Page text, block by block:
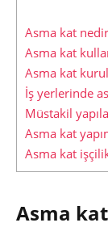
Asma kat nedir
Asma kat
Asma kat
İş yerlerinde
Müstakil
Asma kat
Asma kat
Asma